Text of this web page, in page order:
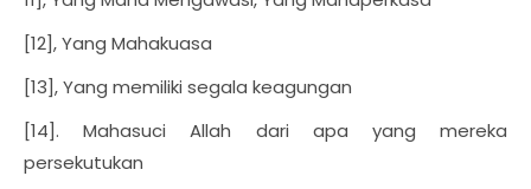
[12], Yang Mahakuasa
[13], Yang memiliki segala keagungan
[14]. Mahasuci Allah dari apa yang mereka
persekutukan